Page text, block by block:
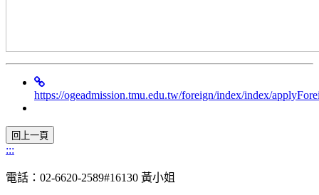
https://ogeadmission.tmu.edu.tw/foreign/index/index/
:::
電話：02-6620-2589#16130 黃小姐